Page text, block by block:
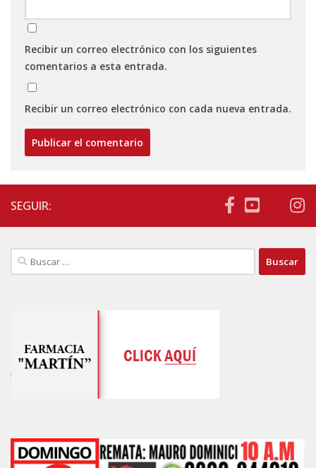
Recibir un correo electrónico con los siguientes
comentarios a esta entrada.
Recibir un correo electrónico con cada nueva entrada.
SEGUIR:
Buscar: